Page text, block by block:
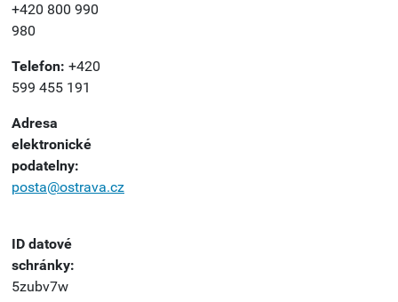
+420 800 990
980
Telefon: +420
599 455 191
Adresa
elektronické
podatelny:
posta@ostrava.cz
ID datové
schránky:
5zubv7w